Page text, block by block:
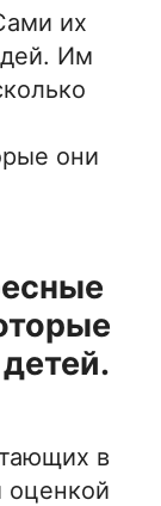
их
Им
они
в
оценкой